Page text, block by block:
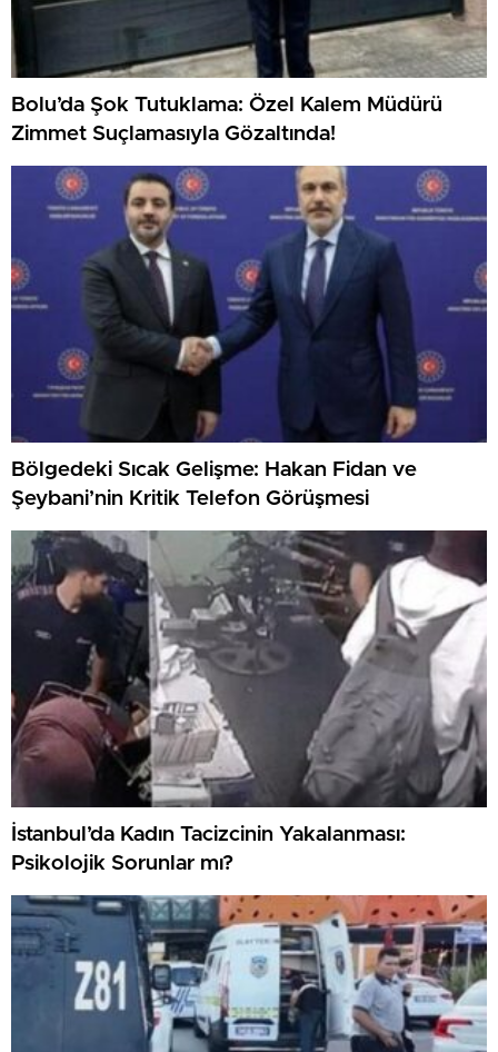
Bolu’da Şok Tutuklama: Özel Kalem Müdürü
Zimmet Suçlamasıyla Gözaltında!
Bölgedeki Sıcak Gelişme: Hakan Fidan ve
Şeybani’nin Kritik Telefon Görüşmesi
İstanbul’da Kadın Tacizcinin Yakalanması:
Psikolojik Sorunlar mı?